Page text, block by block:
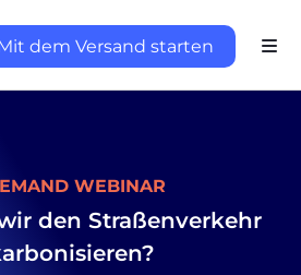
dem Versand starten
WEBINAR
den Straßenverkehr